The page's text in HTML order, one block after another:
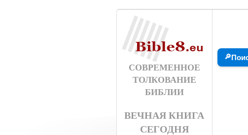
СОВРЕМЕННОЕ
ТОЛКОВАНИЕ
БИБЛИИ
ВЕЧНАЯ КНИГА
СЕГОДНЯ
🔎